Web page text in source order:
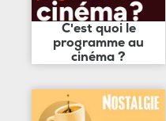
C'est quoi le
programme au
cinéma ?